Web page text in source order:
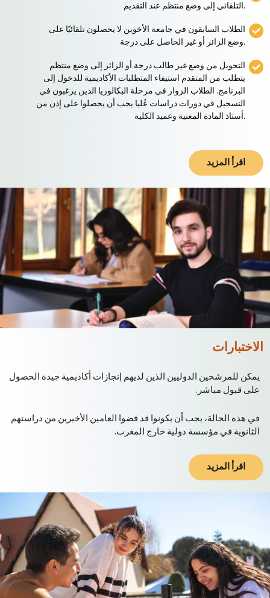
التلقائي إلى وضع منتظم عند التقديم.
الطلاب السابقون في جامعة الأخوين لا يحصلون تلقائيًا على
وضع الزائر أو غير الحاصل على درجة.
التحويل من وضع غير طالب درجة أو الزائر إلى وضع منتظم
يتطلب من المتقدم استيفاء المتطلبات الأكاديمية للدخول إلى
البرنامج. الطلاب الزوار في مرحلة البكالوريا الذين يرغبون في
التسجيل في دورات دراسات عُليا يجب أن يحصلوا على إذن من
أستاذ المادة المعنية وعميد الكلية.
اقرأ المزيد
الاختبارات
يمكن للمرشحين الدوليين الذين لديهم إنجازات أكاديمية جيدة الحصول
على قبول مباشر.
في هذه الحالة، يجب أن يكونوا قد قضوا العامين الأخيرين من دراستهم
الثانوية في مؤسسة دولية خارج المغرب.
اقرأ المزيد